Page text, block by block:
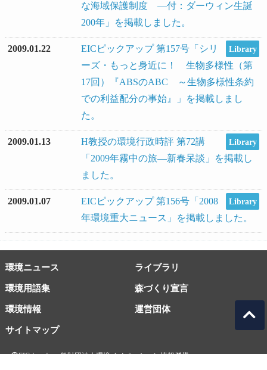
な海域保護制度 ―付：ダーウィン生誕
200年」を掲載しました。
2009.01.22 Library
EICピックアップ 第157号「シリ
ーズ・もっと身近に！ 生物多様性（第
17回）『ABSのABC ～生物多様性条約
での利益配分の事始』」を掲載しまし
た。
2009.01.13 Library
H教授の環境行政時評 第72講
「2009年霧中の旅―新春呆談」を掲載し
ました。
2009.01.07 Library
EICピックアップ 第156号「2008
年環境重大ニュース」を掲載しました。
環境ニュース ライブラリ
環境用語集 森づくり宣言
環境情報
サイトマップ
運営団体
EICネット 一般財団法人環境イノベーション情報機構